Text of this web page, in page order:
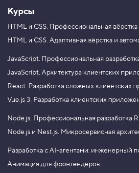
Курсы
HTML и CSS. Профессиональная вёрстка
HTML и CSS. Адаптивная вёрстка и
JavaScript. Профессиональная
JavaScript. Архитектура клиентских
React. Разработка сложных клиентских
Vue.js 3. Разработка клиентских
Node.js. Профессиональная разработка
Node.js и Nest.js. Микросервисная
Разработка с AI-агентами: инженерный
Анимация для фронтендеров